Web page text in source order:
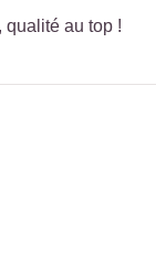
qualité au top !